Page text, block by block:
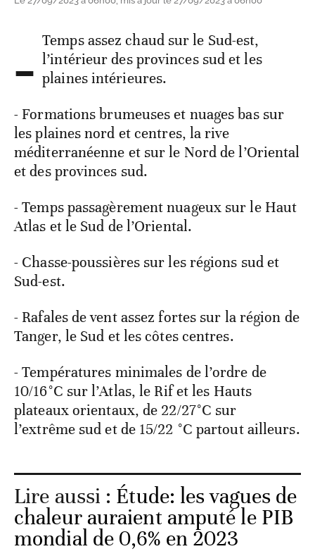
- Temps assez chaud sur le Sud-est,
l’intérieur des provinces sud et les
plaines intérieures.
- Formations brumeuses et nuages bas sur
les plaines nord et centres, la rive
méditerranéenne et sur le Nord de l’Oriental
et des provinces sud.
- Temps passagèrement nuageux sur le Haut
Atlas et le Sud de l’Oriental.
- Chasse-poussières sur les régions sud et
Sud-est.
- Rafales de vent assez fortes sur la région de
Tanger, le Sud et les côtes centres.
- Températures minimales de l’ordre de
10/16°C sur l’Atlas, le Rif et les Hauts
plateaux orientaux, de 22/27°C sur
l’extrême sud et de 15/22 °C partout ailleurs.
Lire aussi : Étude: les vagues de
chaleur auraient amputé le PIB
mondial de 0,6% en 2023